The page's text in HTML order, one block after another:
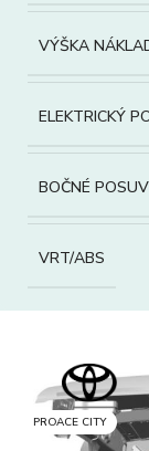
VÝŠKA
ELEKTRICKÝ
BOČNÉ
VRT/ABS
PROACE CITY